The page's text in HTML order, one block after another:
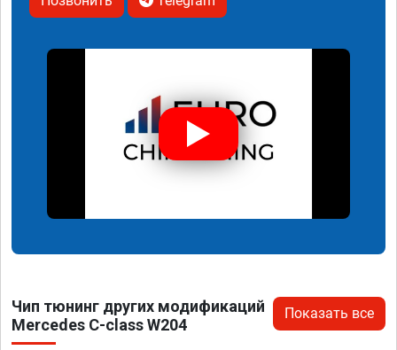
Чип тюнинг других модификаций
Mercedes C-class W204
Показать все